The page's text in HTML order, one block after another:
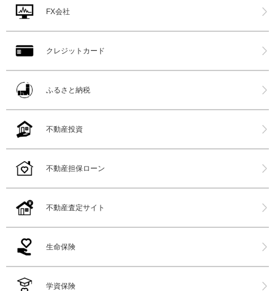
FX会社
クレジットカード
ふるさと納税
不動産投資
不動産担保ローン
不動産査定サイト
生命保険
学資保険